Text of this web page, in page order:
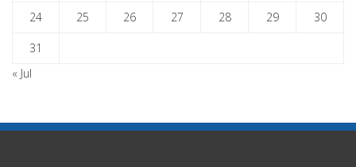
24 25 26 27 28 29 30
31
« Jul